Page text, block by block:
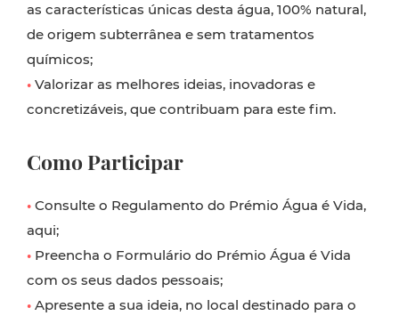
as características únicas desta água, 100% natural,
de origem subterrânea e sem tratamentos
químicos;
• Valorizar as melhores ideias, inovadoras e
concretizáveis, que contribuam para este fim.
Como Participar
• Consulte o Regulamento do Prémio Água é Vida,
aqui;
• Preencha o Formulário do Prémio Água é Vida
com os seus dados pessoais;
• Apresente a sua ideia, no local destinado para o